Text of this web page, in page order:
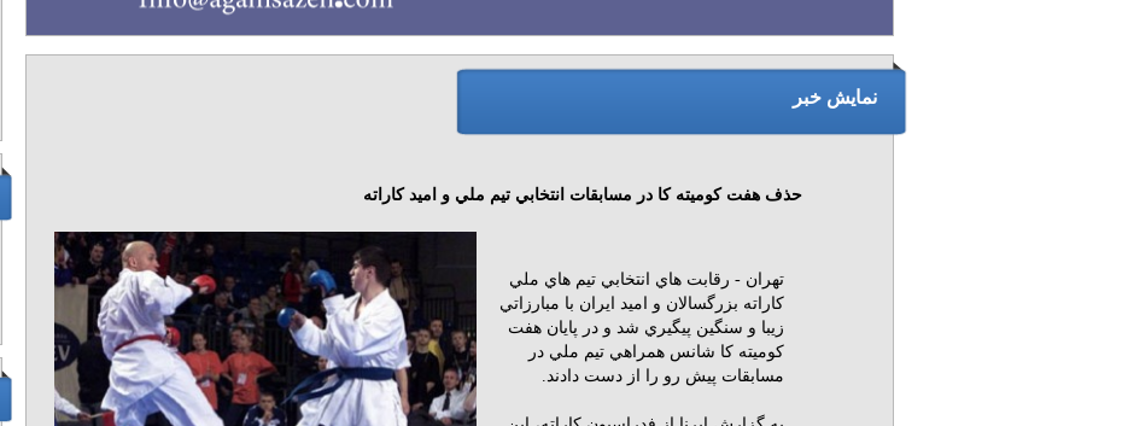
نمایش خبر
حذف هفت كوميته كا در مسابقات انتخابي تيم ملي و اميد كاراته
تهران - رقابت هاي انتخابي تيم هاي ملي
كاراته بزرگسالان و اميد ايران با مبارزاتي
زيبا و سنگين پيگيري شد و در پايان هفت
كوميته كا شانس همراهي تيم ملي در
مسابقات پيش رو را از دست دادند.